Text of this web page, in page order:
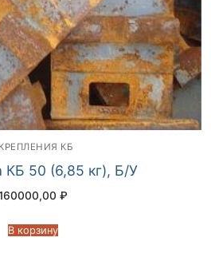
КБ
КБ 50 (6,85 кг), Б/У
₽
В корзину